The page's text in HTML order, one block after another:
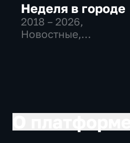
Неделя в городе
2018 – 2026,
Новостные,